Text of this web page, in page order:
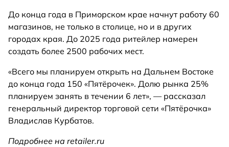
До конца года в Приморском крае начнут работу 60
магазинов, не только в столице, но и в других
городах края. До 2025 года ритейлер намерен
создать более 2500 рабочих мест.
«Всего мы планируем открыть на Дальнем Востоке
до конца года 150 «Пятёрочек». Долю рынка 25%
планируем занять в течении 6 лет», — рассказал
генеральный директор торговой сети «Пятёрочка»
Владислав Курбатов.
Подробнее на retailer.ru